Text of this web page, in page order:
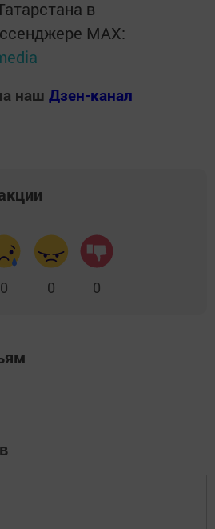
в
MАХ:
наш Дзен-канал
0 0 0